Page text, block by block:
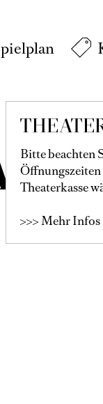
Bitte beachten
Theaterkasse
>>> Mehr Infos